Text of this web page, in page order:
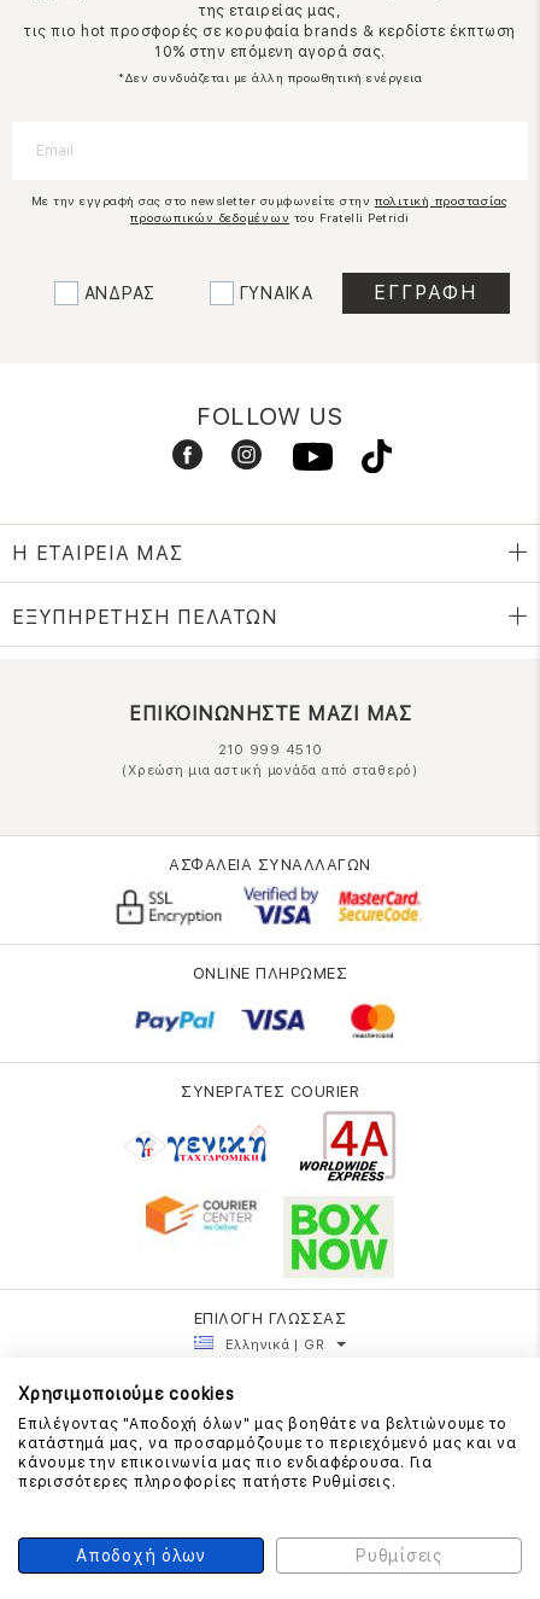
της εταιρείας μας,
τις πιο hot προσφορές σε κορυφαία brands & κερδίστε έκπτωση
10% στην επόμενη αγορά σας.
*Δεν συνδυάζεται με άλλη προωθητική ενέργεια
Με την εγγραφή σας στο newsletter συμφωνείτε στην πολιτική προστασίας
προσωπικών δεδομένων του Fratelli Petridi
ΑΝΔΡΑΣ ΓΥΝΑΙΚΑ
FOLLOW US
Η ΕΤΑΙΡΕΙΑ ΜΑΣ
ΕΞΥΠΗΡΕΤΗΣΗ ΠΕΛΑΤΩΝ
ΕΠΙΚΟΙΝΩΝΗΣΤΕ ΜΑΖΙ ΜΑΣ
210 999 4510
(Χρεώση μια αστική μονάδα από σταθερό)
ΑΣΦΑΛΕΙΑ ΣΥΝΑΛΛΑΓΩΝ
ONLINE ΠΛΗΡΩΜΕΣ
ΣΥΝΕΡΓΑΤΕΣ COURIER
ΕΠΙΛΟΓΗ ΓΛΩΣΣΑΣ
Ελληνικά | GR
COPYRIGHT 2026 FRATELLI PETRIDI - DESIGN BY COMMA
- POWERED BY
Χρησιμοποιούμε cookies
Επιλέγοντας "Αποδοχή όλων" μας βοηθάτε να βελτιώνουμε το
κατάστημά μας, να προσαρμόζουμε το περιεχόμενό μας και να
κάνουμε την επικοινωνία μας πιο ενδιαφέρουσα. Για
περισσότερες πληροφορίες πατήστε Ρυθμίσεις.
Αποδοχή όλων Ρυθμίσεις